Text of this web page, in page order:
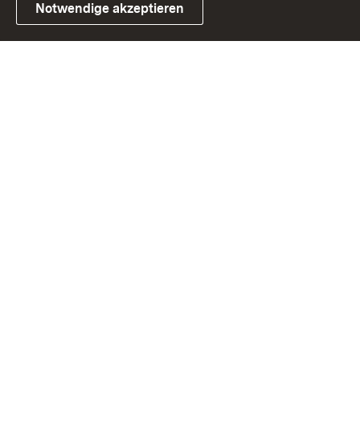
Link zum Landesportal
Notwendige akzeptieren